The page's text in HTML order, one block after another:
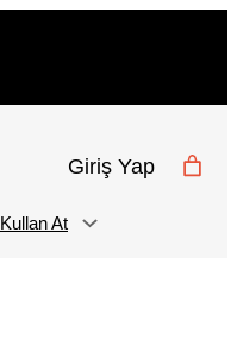
Giriş Yap
Kullan At